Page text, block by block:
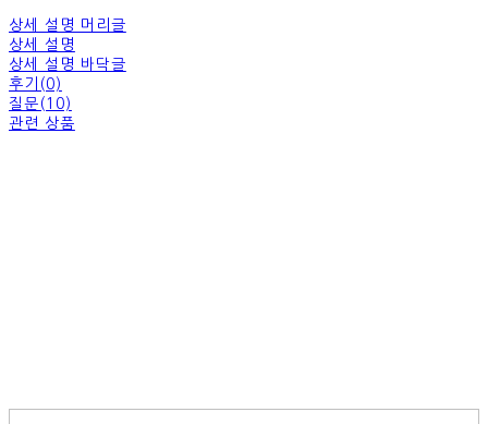
상세 설명 머리글
상세 설명
상세 설명 바닥글
후기(0)
질문(10)
관련 상품